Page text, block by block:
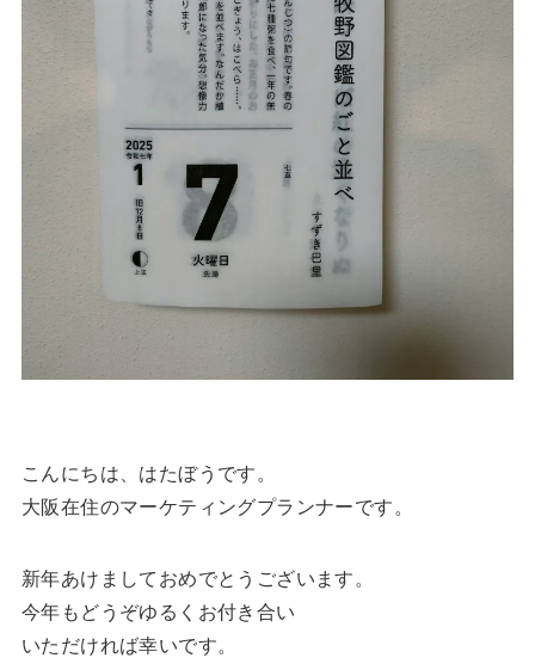
こんにちは、はたぼうです。
大阪在住のマーケティングプランナーです。
新年あけましておめでとうございます。
今年もどうぞゆるくお付き合い
いただければ幸いです。